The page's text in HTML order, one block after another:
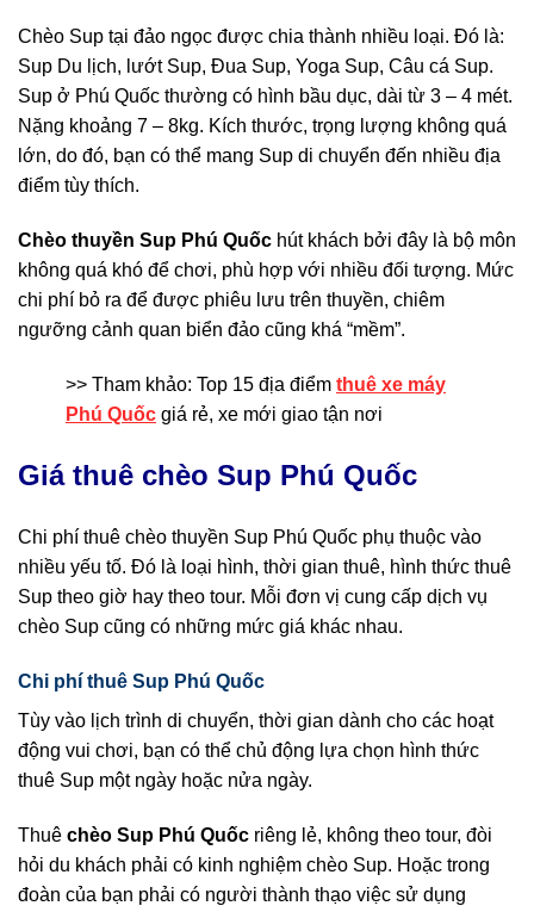
Chèo Sup tại đảo ngọc được chia thành nhiều loại. Đó là:
Sup Du lịch, lướt Sup, Đua Sup, Yoga Sup, Câu cá Sup.
Sup ở Phú Quốc thường có hình bầu dục, dài từ 3 – 4 mét.
Nặng khoảng 7 – 8kg. Kích thước, trọng lượng không quá
lớn, do đó, bạn có thể mang Sup di chuyển đến nhiều địa
điểm tùy thích.
Chèo thuyền Sup Phú Quốc hút khách bởi đây là bộ môn
không quá khó để chơi, phù hợp với nhiều đối tượng. Mức
chi phí bỏ ra để được phiêu lưu trên thuyền, chiêm
ngưỡng cảnh quan biển đảo cũng khá “mềm”.
>> Tham khảo: Top 15 địa điểm thuê xe máy
Phú Quốc giá rẻ, xe mới giao tận nơi
Giá thuê chèo Sup Phú Quốc
Chi phí thuê chèo thuyền Sup Phú Quốc phụ thuộc vào
nhiều yếu tố. Đó là loại hình, thời gian thuê, hình thức thuê
Sup theo giờ hay theo tour. Mỗi đơn vị cung cấp dịch vụ
chèo Sup cũng có những mức giá khác nhau.
Chi phí thuê Sup Phú Quốc
Tùy vào lịch trình di chuyển, thời gian dành cho các hoạt
động vui chơi, bạn có thể chủ động lựa chọn hình thức
thuê Sup một ngày hoặc nửa ngày.
Thuê chèo Sup Phú Quốc riêng lẻ, không theo tour, đòi
hỏi du khách phải có kinh nghiệm chèo Sup. Hoặc trong
đoàn của bạn phải có người thành thạo việc sử dụng